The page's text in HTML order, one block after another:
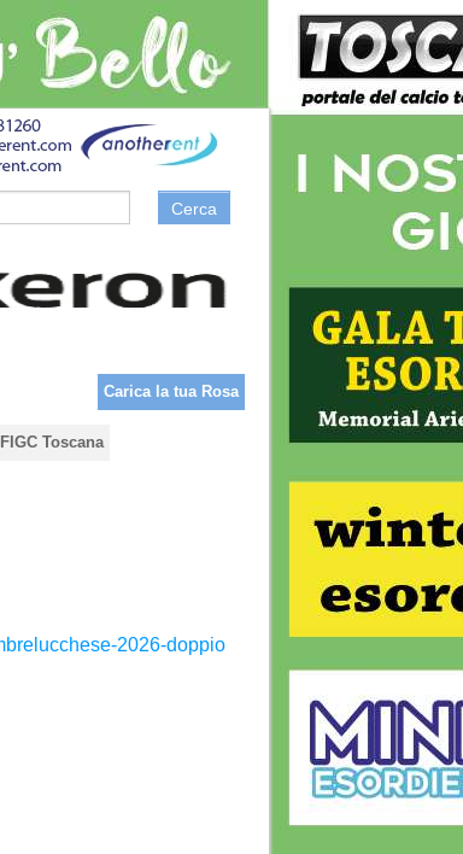
Cerca
Carica la tua Rosa
FIGC Toscana